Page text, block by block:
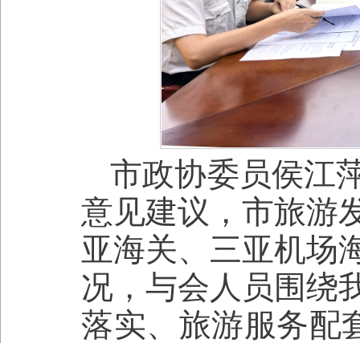
市政协委员侯江
意见建议，市旅游
亚海关、三亚机场
况，与会人员围绕
落实、旅游服务配